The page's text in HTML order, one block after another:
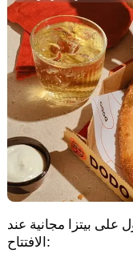
على بيتزا مجانية عند
الافتتاح: